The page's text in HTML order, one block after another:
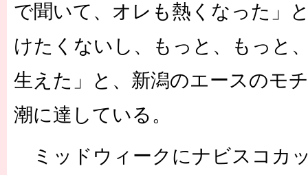
で聞いて、オレも熱くなった」
けたくないし、もっと、もっと
生えた」と、新潟のエースのモ
潮に達している。
ミッドウィークにナビスコカ